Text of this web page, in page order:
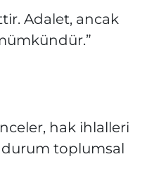
Adalet, ancak
hak ihlalleri
durum toplumsal